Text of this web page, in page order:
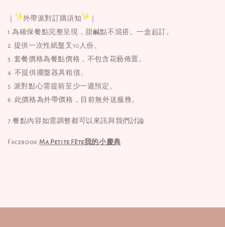
外帶派對訂購須知
1.為確保餐點完整呈現，甜鹹點不混搭。一盒起訂。
2. 提供一次性紙盤叉10人份。
3. 套餐價格為餐點價格，不包含花藝佈置。
4. 不提供擺盤器具租借。
5. 派對點心需提前至少一週預定。
6. 此價格為外帶價格，目前無外送服務。
7.餐點內容如需調整都可以來訊與我們討論
Facebook:Ma Petite Fête我的小慶典